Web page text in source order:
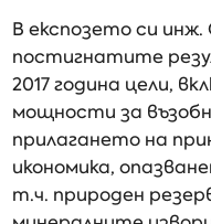
В експозето си
постигнатите
2017 година цели,
мощности за
прилагането на
икономика,
т.ч. природен